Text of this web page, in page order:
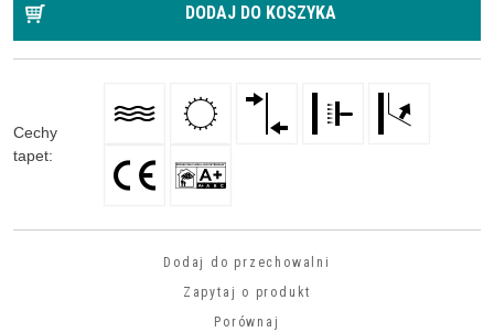
DODAJ DO KOSZYKA
Cechy
tapet:
Dodaj do przechowalni
Zapytaj o produkt
Porównaj